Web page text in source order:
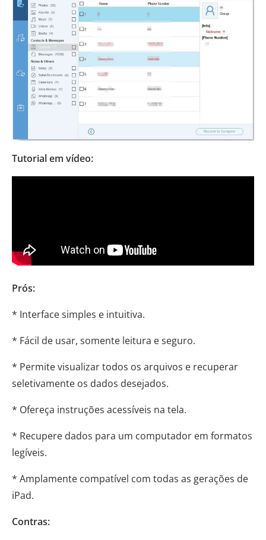
Tutorial em vídeo:
Prós:
* Interface simples e intuitiva.
* Fácil de usar, somente leitura e seguro.
* Permite visualizar todos os arquivos e recuperar
seletivamente os dados desejados.
* Ofereça instruções acessíveis na tela.
* Recupere dados para um computador em formatos
legíveis.
* Amplamente compatível com todas as gerações de
iPad.
Contras: